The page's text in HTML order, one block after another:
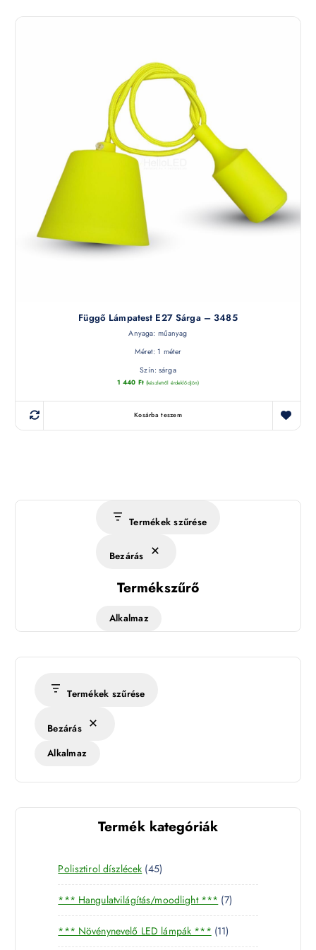
Függő Lámpatest E27 Sárga – 3485
Anyaga: műanyag
Méret: 1 méter
Szín: sárga
1 440 Ft (készletről érdeklődjön)
Kosárba teszem
Termékek szűrése
Bezárás
Termékszűrő
Alkalmaz
Termékek szűrése
Bezárás
Alkalmaz
Termék kategóriák
Polisztirol díszlécek 454
5
t
e
r
*** Hangulatvilágítás/moodlight *** 77
t
*** Növénynevelő LED lámpák *** 111
1